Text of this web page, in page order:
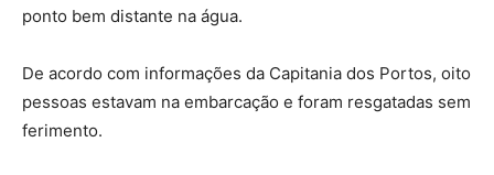
ponto bem distante na água.
De acordo com informações da Capitania dos Portos, oito
pessoas estavam na embarcação e foram resgatadas sem
ferimento.